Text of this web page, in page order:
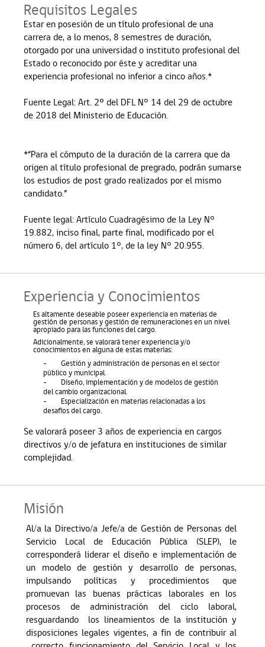
Requisitos Legales
Estar en posesión de un título profesional de una
carrera de, a lo menos, 8 semestres de duración,
otorgado por una universidad o instituto profesional del
Estado o reconocido por éste y acreditar una
experiencia profesional no inferior a cinco años.*
Fuente Legal: Art. 2º del DFL N° 14 del 29 de octubre
de 2018 del Ministerio de Educación.
*“Para el cómputo de la duración de la carrera que da
origen al título profesional de pregrado, podrán sumarse
los estudios de post grado realizados por el mismo
candidato.”
Fuente legal: Artículo Cuadragésimo de la Ley N°
19.882, inciso final, parte final, modificado por el
número 6, del artículo 1°, de la ley N° 20.955.
Experiencia y Conocimientos
Es altamente deseable poseer experiencia en materias de
gestión de personas y gestión de remuneraciones en un nivel
apropiado para las funciones del cargo.
Adicionalmente, se valorará tener experiencia y/o
conocimientos en alguna de estas materias:
-
Gestión y administración de personas en el sector
público y municipal.
-
Diseño, implementación y de modelos de gestión
del cambio organizacional.
-
Especialización en materias relacionadas a los
desafíos del cargo.
Se valorará poseer 3 años de experiencia en cargos
directivos y/o de jefatura en instituciones de similar
complejidad.
Misión
Al/a la Directivo/a Jefe/a de Gestión de Personas del
Servicio Local de Educación Pública (SLEP), le
corresponderá liderar el diseño e implementación de
un modelo de gestión y desarrollo de personas,
impulsando políticas y procedimientos que
promuevan las buenas prácticas laborales en los
procesos de administración del ciclo laboral,
resguardando
los lineamientos de la institución y
disposiciones legales vigentes, a fin de contribuir al